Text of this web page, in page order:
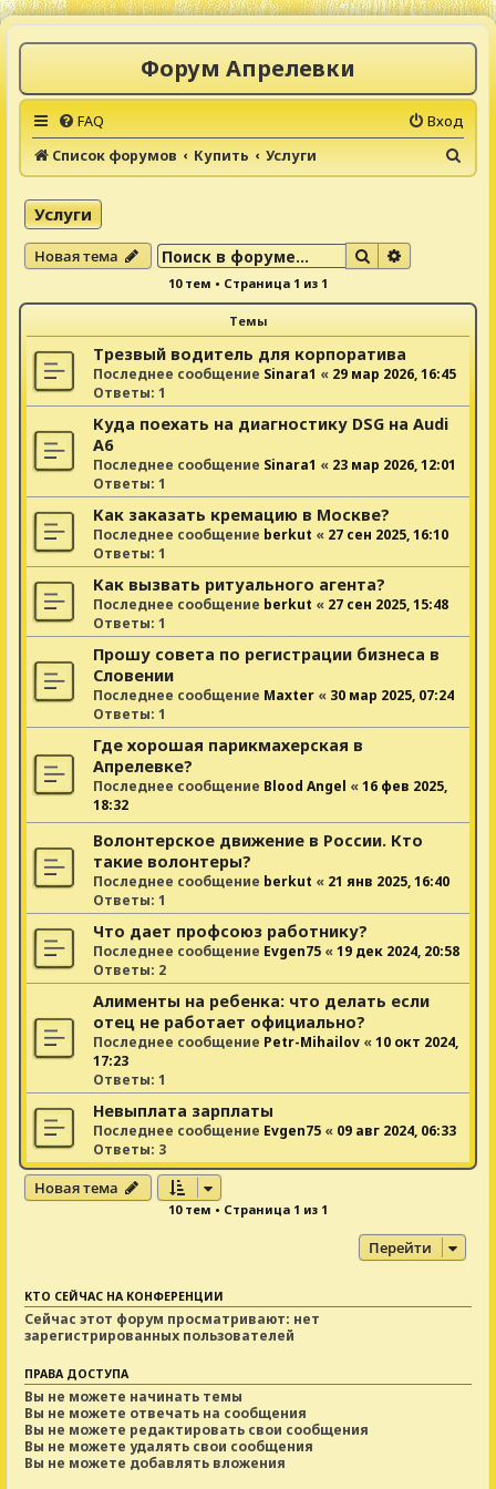
Форум Апрелевки
FAQ
Вход
Список форумов
Купить Услуги
о
Услуги
Новая тема Поиск
10 тем • Страница 1 из 1
Темы
Трезвый водитель для корпоратива
Последнее сообщение Sinara1 « 29 мар 2026, 16:45
Ответы: 1
Куда поехать на диагностику DSG на Audi
A6
Последнее сообщение Sinara1 « 23 мар 2026, 12:01
Ответы: 1
Как заказать кремацию в Москве?
Последнее сообщение berkut « 27 сен 2025, 16:10
Ответы: 1
Как вызвать ритуального агента?
Последнее сообщение berkut « 27 сен 2025, 15:48
Ответы: 1
Прошу совета по регистрации бизнеса в
Словении
Последнее сообщение Maxter « 30 мар 2025, 07:24
Ответы: 1
Где хорошая парикмахерская в
Апрелевке?
Последнее сообщение Blood Angel «16 фев 2025,
18:32
Волонтерское движение в России. Кто
такие волонтеры?
Последнее сообщение berkut « 21 янв 2025, 16:40
Ответы: 1
Что дает профсоюз работнику?
Последнее сообщение Evgen75 «19 дек 2024, 20:58
Ответы: 2
Алименты на ребенка: что делать если
отец не работает официально?
Последнее сообщение Petr-Mihailov «10 окт 2024,
17:23
Ответы: 1
Невыплата зарплаты
Последнее сообщение Evgen75 « 09 авг 2024, 06:33
Ответы: 3
Новая тема
10 тем • Страница 1 из 1
Перейти
КТО СЕЙЧАС НА КОНФЕРЕНЦИИ
Сейчас этот форум просматривают: нет
зарегистрированных пользователей
ПРАВА ДОСТУПА
Вы не можете начинать темы
Вы не можете отвечать на сообщения
Вы не можете редактировать свои сообщения
Вы не можете удалять свои сообщения
Вы не можете добавлять вложения